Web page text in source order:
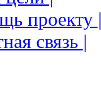
проекту |
связь |